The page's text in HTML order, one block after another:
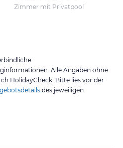
Zimmer mit Privatpool
Alle Angaben ohne
HolidayCheck. Bitte lies vor der
des jeweiligen